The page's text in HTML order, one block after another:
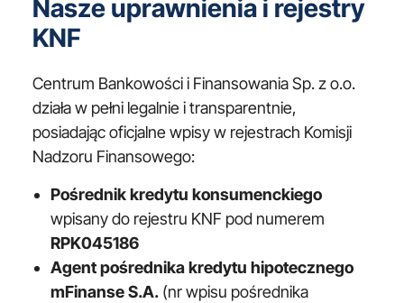
Nasze uprawnienia i rejestry
KNF
Centrum Bankowości i Finansowania Sp. z o.o.
działa w pełni legalnie i transparentnie,
posiadając oficjalne wpisy w rejestrach Komisji
Nadzoru Finansowego:
Pośrednik kredytu konsumenckiego
wpisany do rejestru KNF pod numerem
RPK045186
Agent pośrednika kredytu hipotecznego
mFinanse S.A. (nr wpisu pośrednika